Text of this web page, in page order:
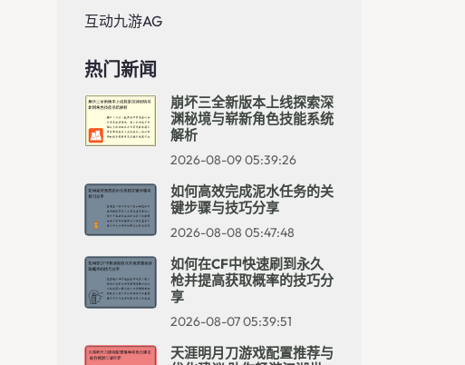
互动九游AG
热门新闻
崩坏三全新版本上线探索深
渊秘境与崭新角色技能系统
解析
2026-08-09 05:39:26
如何高效完成泥水任务的关
键步骤与技巧分享
2026-08-08 05:47:48
如何在CF中快速刷到永久
枪并提高获取概率的技巧分
享
2026-08-07 05:39:51
天涯明月刀游戏配置推荐与